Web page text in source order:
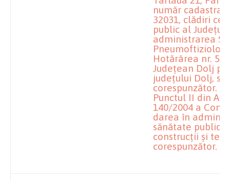
număr
32031, clădiri ce
public al
administrarea
Hotărârea nr.
Judeţean Dolj
judeţului Dolj,
corespunzător.
Punctul II din
140/2004 a
darea în
sănătate
construcţii şi
corespunzător.